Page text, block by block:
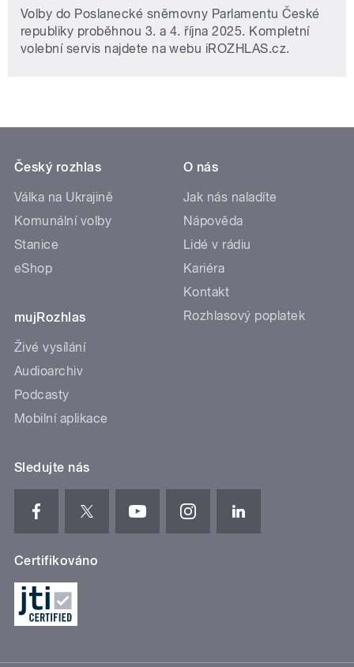
Volby do Poslanecké sněmovny Parlamentu České
republiky proběhnou 3. a 4. října 2025. Kompletní
volební servis najdete na webu iROZHLAS.cz.
Český rozhlas
Válka na Ukrajině
Komunální volby
Stanice
eShop
mujRozhlas
Živé vysílání
Audioarchiv
Podcasty
Mobilní aplikace
O nás
Jak nás naladíte
Nápověda
Lidé v rádiu
Kariéra
Kontakt
Rozhlasový poplatek
Sledujte nás
Certifikováno